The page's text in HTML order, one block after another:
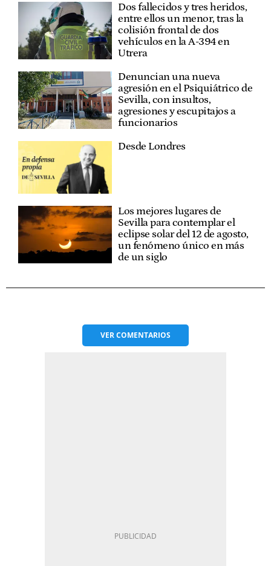
Dos fallecidos y tres heridos,
entre ellos un menor, tras la
colisión frontal de dos
vehículos en la A-394 en
Utrera
Denuncian una nueva
agresión en el Psiquiátrico de
Sevilla, con insultos,
agresiones y escupitajos a
funcionarios
Desde Londres
Los mejores lugares de
Sevilla para contemplar el
eclipse solar del 12 de agosto,
un fenómeno único en más
de un siglo
VERCOMENTARIOS